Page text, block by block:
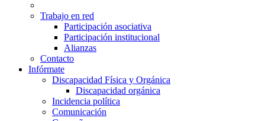
Trabajo en red
Participación asociativa
Participación institucional
Alianzas
Contacto
Infórmate
Discapacidad Física y Orgánica
Discapacidad orgánica
Incidencia política
Comunicación